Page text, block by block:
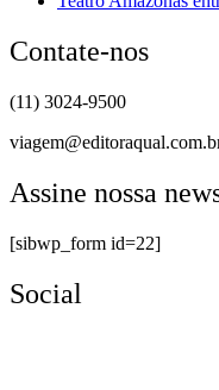
Contate-nos
(11) 3024-9500
Assine nossa
[sibwp_form id=22]
Social